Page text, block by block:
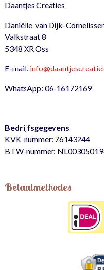
Daantjes Creaties
Daniëlle van Dijk-
Valkstraat 8
5348 XR Oss
E-mail:
WhatsApp: 06-16172169
Bedrijfsgegevens
KVK-nummer: 76143244
BTW-nummer:
Betaalmethodes